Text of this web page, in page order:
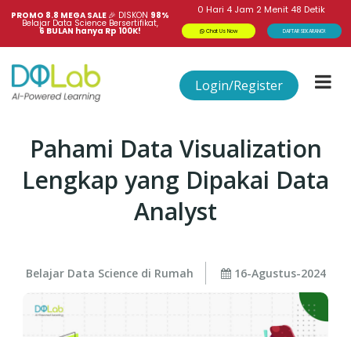
PROMO 8.8 MEGA SALE 🎉 DISKON 98%
Belajar Data Science Bersertifikat,
6 BULAN hanya Rp 100K!
0 Hari 4 Jam 2 Menit 47 Detik
Chat Us Now DAFTAR SEKARANG!
Login/Register
Pahami Data Visualization
Lengkap yang Dipakai Data
Analyst
Belajar Data Science di Rumah 16-Agustus-2024